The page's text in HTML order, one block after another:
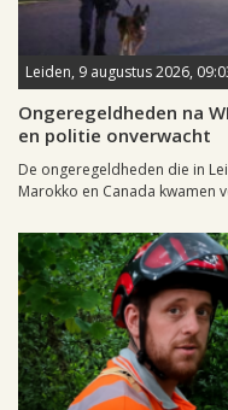
Leiden, 9 augustus 2026,
Ongeregeldheden na
en politie onverwacht
De ongeregeldheden die in
Marokko en Canada kwamen